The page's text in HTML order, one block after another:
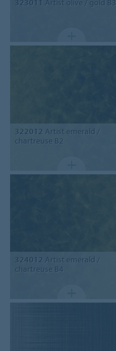
323011 Artist olive / gold B3
322012 Artist emerald /
chartreuse B2
324012 Artist emerald /
chartreuse B4